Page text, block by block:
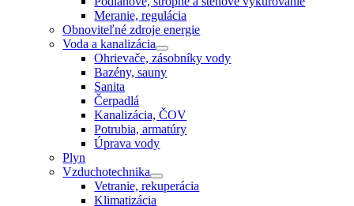
Meranie, regulácia
Obnoviteľné zdroje energie
Voda a kanalizácia
Ohrievače, zásobníky vody
Bazény, sauny
Sanita
Čerpadlá
Kanalizácia, ČOV
Potrubia, armatúry
Úprava vody
Plyn
Vzduchotechnika
Vetranie, rekuperácia
Klimatizácia